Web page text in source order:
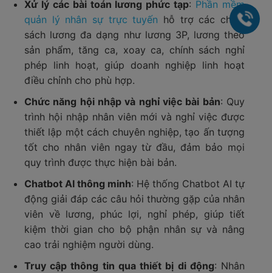
Xử lý các bài toán lương phức tạp: Phần mềm
quản lý nhân sự trực tuyến hỗ trợ các chính
sách lương đa dạng như lương 3P, lương theo
sản phẩm, tăng ca, xoay ca, chính sách nghỉ
phép linh hoạt, giúp doanh nghiệp linh hoạt
điều chỉnh cho phù hợp.
Chức năng hội nhập và nghỉ việc bài bản: Quy
trình hội nhập nhân viên mới và nghỉ việc được
thiết lập một cách chuyên nghiệp, tạo ấn tượng
tốt cho nhân viên ngay từ đầu, đảm bảo mọi
quy trình được thực hiện bài bản.
Chatbot AI thông minh: Hệ thống Chatbot AI tự
động giải đáp các câu hỏi thường gặp của nhân
viên về lương, phúc lợi, nghỉ phép, giúp tiết
kiệm thời gian cho bộ phận nhân sự và nâng
cao trải nghiệm người dùng.
Truy cập thông tin qua thiết bị di động: Nhân